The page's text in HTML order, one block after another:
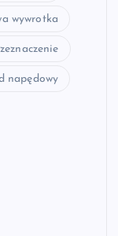
wywrotka
napędowy